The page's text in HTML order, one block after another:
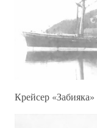
Крейсер «Забияка»